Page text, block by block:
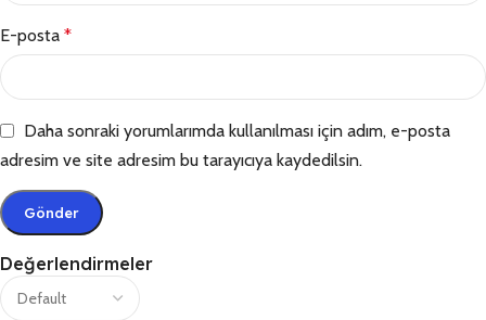
Değerlendirmeler
E-posta *
Daha sonraki yorumlarımda kullanılması için adım, e-posta
adresim ve site adresim bu tarayıcıya kaydedilsin.